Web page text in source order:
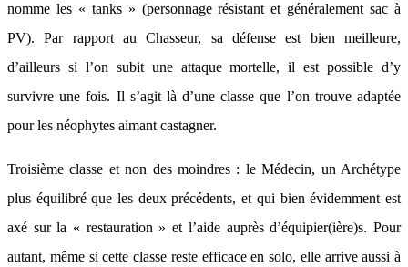
nomme les « tanks » (personnage résistant et généralement sac à
PV). Par rapport au Chasseur, sa défense est bien meilleure,
d’ailleurs si l’on subit une attaque mortelle, il est possible d’y
survivre une fois. Il s’agit là d’une classe que l’on trouve adaptée
pour les néophytes aimant castagner.
Troisième classe et non des moindres : le Médecin, un Archétype
plus équilibré que les deux précédents, et qui bien évidemment est
axé sur la « restauration » et l’aide auprès d’équipier(ière)s. Pour
autant, même si cette classe reste efficace en solo, elle arrive aussi à